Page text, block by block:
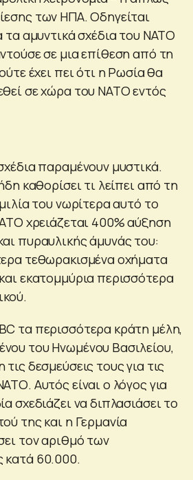
των ΗΠΑ. Οδηγείται
τα αμυντικά σχέδια του ΝΑΤΟ
σε μια επίθεση από τη
έχει πει ότι η Ρωσία θα
σε χώρα του ΝΑΤΟ εντός
παραμένουν μυστικά.
καθορίσει τι λείπει από τη
του νωρίτερα αυτό το
χρειάζεται 400% αύξηση
πυραυλικής άμυνάς του:
τεθωρακισμένα οχήματα
εκατομμύρια περισσότερα
τα περισσότερα κράτη μέλη,
του Ηνωμένου Βασιλείου,
δεσμεύσεις τους για τις
Αυτός είναι ο λόγος για
σχεδιάζει να διπλασιάσει το
της και η Γερμανία
τον αριθμό των
κατά 60.000.